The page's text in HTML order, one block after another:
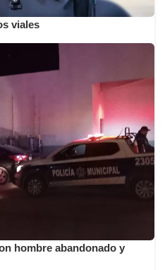
viales
hombre abandonado y